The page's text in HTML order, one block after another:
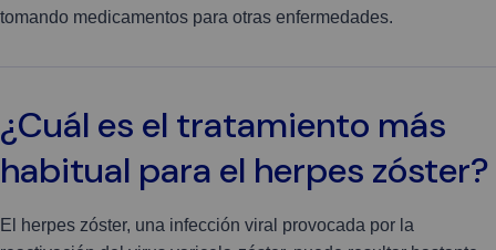
tomando medicamentos para otras enfermedades.
¿Cuál es el tratamiento más
habitual para el herpes zóster?
El herpes zóster, una infección viral provocada por la